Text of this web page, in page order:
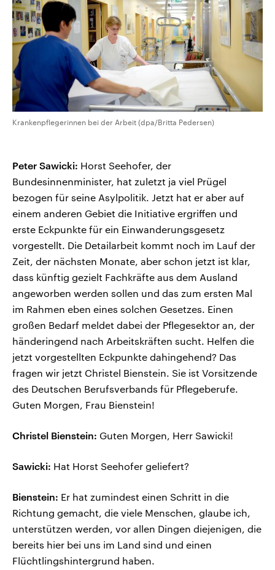
Krankenpflegerinnen bei der Arbeit (dpa/Britta Pedersen)
Peter Sawicki: Horst Seehofer, der
Bundesinnenminister, hat zuletzt ja viel Prügel
bezogen für seine Asylpolitik. Jetzt hat er aber auf
einem anderen Gebiet die Initiative ergriffen und
erste Eckpunkte für ein Einwanderungsgesetz
vorgestellt. Die Detailarbeit kommt noch im Lauf der
Zeit, der nächsten Monate, aber schon jetzt ist klar,
dass künftig gezielt Fachkräfte aus dem Ausland
angeworben werden sollen und das zum ersten Mal
im Rahmen eben eines solchen Gesetzes. Einen
großen Bedarf meldet dabei der Pflegesektor an, der
händeringend nach Arbeitskräften sucht. Helfen die
jetzt vorgestellten Eckpunkte dahingehend? Das
fragen wir jetzt Christel Bienstein. Sie ist Vorsitzende
des Deutschen Berufsverbands für Pflegeberufe.
Guten Morgen, Frau Bienstein!
Christel Bienstein: Guten Morgen, Herr Sawicki!
Sawicki: Hat Horst Seehofer geliefert?
Bienstein: Er hat zumindest einen Schritt in die
Richtung gemacht, die viele Menschen, glaube ich,
unterstützen werden, vor allen Dingen diejenigen, die
bereits hier bei uns im Land sind und einen
Flüchtlingshintergrund haben.